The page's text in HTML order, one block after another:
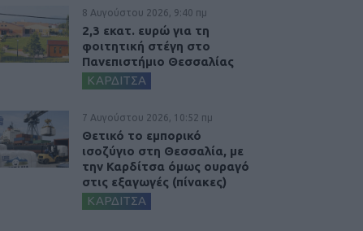
8 Αυγούστου 2026, 9:40 πμ
2,3 εκατ. ευρώ για τη
φοιτητική στέγη στο
Πανεπιστήμιο Θεσσαλίας
ΚΑΡΔΙΤΣΑ
7 Αυγούστου 2026, 10:52 πμ
Θετικό το εμπορικό
ισοζύγιο στη Θεσσαλία, με
την Καρδίτσα όμως ουραγό
στις εξαγωγές (πίνακες)
ΚΑΡΔΙΤΣΑ